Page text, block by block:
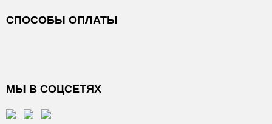
СПОСОБЫ ОПЛАТЫ
МЫ В СОЦСЕТЯХ